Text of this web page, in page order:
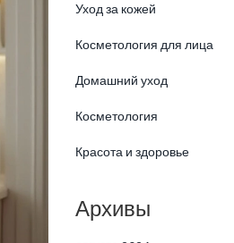
Уход за кожей
Косметология для лица
Домашний уход
Косметология
Красота и здоровье
Архивы